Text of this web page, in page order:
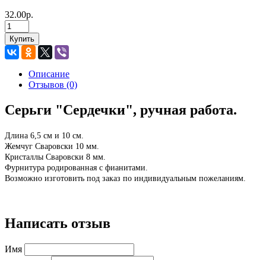
32.00р.
Купить
Описание
Отзывов (0)
Серьги "Сердечки", ручная работа.
Длина 6,5 см и 10 см.
Жемчуг Сваровски 10 мм.
Кристаллы Сваровски 8 мм.
Фурнитура родированная с фианитами.
Возможно изготовить под заказ по индивидуальным пожеланиям.
Написать отзыв
Имя